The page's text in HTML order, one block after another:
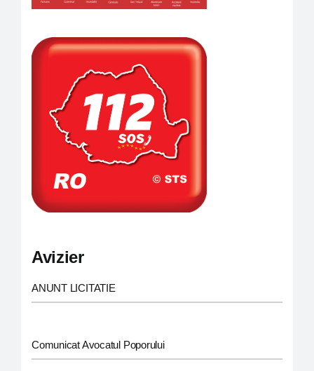
Avizier
ANUNT LICITATIE
Comunicat Avocatul Poporului